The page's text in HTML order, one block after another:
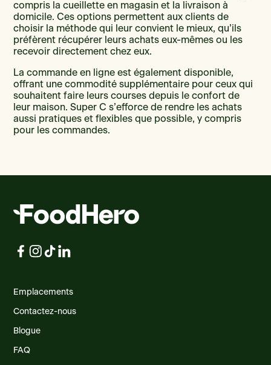
compris la cueillette en magasin et la livraison à
domicile. Ces options permettent aux clients de
choisir la méthode qui leur convient le mieux, qu’ils
préfèrent récupérer leurs achats eux-mêmes ou les
recevoir directement chez eux.
La commande en ligne est également disponible,
offrant une commodité supplémentaire pour ceux qui
souhaitent faire leurs courses depuis le confort de
leur maison. Super C s’efforce de rendre les achats
aussi pratiques et flexibles que possible, y compris
pour les commandes.
Emplacements
Contactez-nous
Blogue
FAQ